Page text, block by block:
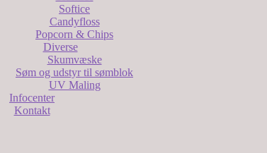
Softice
Candyfloss
Popcorn & Chips
Diverse
Skumvæske
Søm og udstyr til sømblok
UV Maling
Infocenter
Kontakt